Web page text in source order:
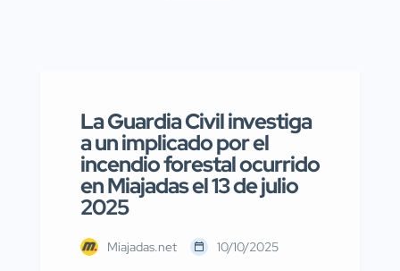
La Guardia Civil investiga
a un implicado por el
incendio forestal ocurrido
en Miajadas el 13 de julio
2025
Miajadas.net 10/10/2025